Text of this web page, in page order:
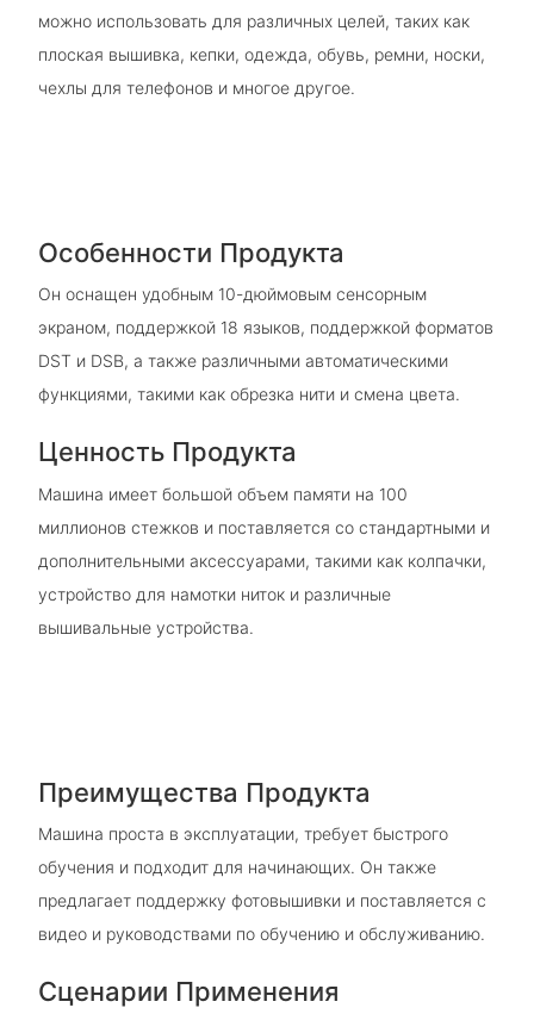
можно использовать для различных целей, таких как
плоская вышивка, кепки, одежда, обувь, ремни, носки,
чехлы для телефонов и многое другое.
Особенности Продукта
Он оснащен удобным 10-дюймовым сенсорным
экраном, поддержкой 18 языков, поддержкой форматов
DST и DSB, а также различными автоматическими
функциями, такими как обрезка нити и смена цвета.
Ценность Продукта
Машина имеет большой объем памяти на 100
миллионов стежков и поставляется со стандартными и
дополнительными аксессуарами, такими как колпачки,
устройство для намотки ниток и различные
вышивальные устройства.
Преимущества Продукта
Машина проста в эксплуатации, требует быстрого
обучения и подходит для начинающих. Он также
предлагает поддержку фотовышивки и поставляется с
видео и руководствами по обучению и обслуживанию.
Сценарии Применения